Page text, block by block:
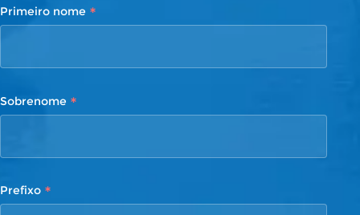
Primeiro nome *
Sobrenome *
Prefixo *